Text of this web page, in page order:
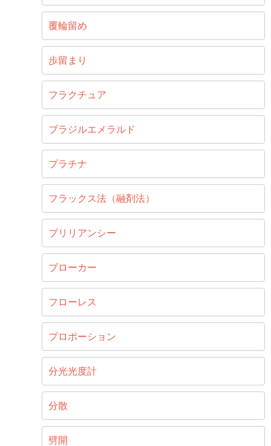
覆輪留め
歩留まり
フラクチュア
ブラジルエメラルド
プラチナ
フラックス法（融剤法）
ブリリアンシー
ブローカー
フローレス
プロポーション
分光光度計
分散
劈開